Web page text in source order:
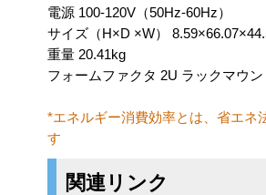
電源 100-120V（50Hz-60Hz）
サイズ（H×D ×W）
重量 20.41kg
フォームファクタ 2U ラックマウン
*エネルギー消費効率とは、省エネ
す
関連リンク